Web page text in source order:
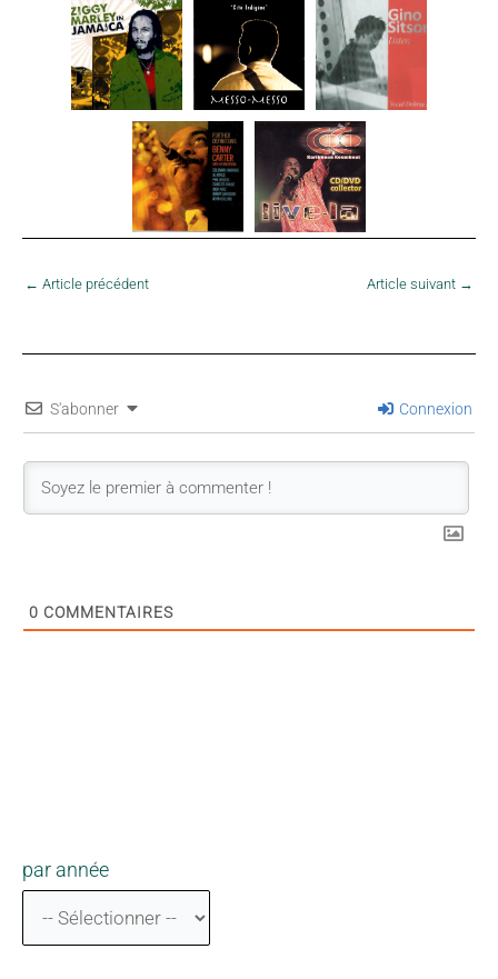
← Article précédent Article suivant →
S'abonner Connexion
0 COMMENTAIRES
par année